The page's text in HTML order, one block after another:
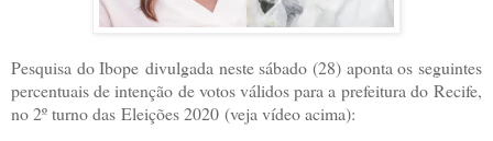
Pesquisa do Ibope divulgada neste sábado (28) aponta os seguintes
percentuais de intenção de votos válidos para a prefeitura do Recife,
no 2º turno das Eleições 2020 (veja vídeo acima):